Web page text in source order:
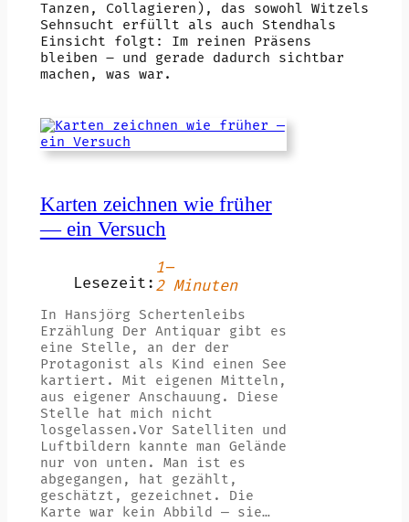
Tanzen, Collagieren), das sowohl Witzels
Sehnsucht erfüllt als auch Stendhals
Einsicht folgt: Im reinen Präsens
bleiben – und gerade dadurch sichtbar
machen, was war.
Karten zeichnen wie früher
— ein Versuch
Lesezeit:
1–
2 Minuten
In Hansjörg Schertenleibs
Erzählung Der Antiquar gibt es
eine Stelle, an der der
Protagonist als Kind einen See
kartiert. Mit eigenen Mitteln,
aus eigener Anschauung. Diese
Stelle hat mich nicht
losgelassen.Vor Satelliten und
Luftbildern kannte man Gelände
nur von unten. Man ist es
abgegangen, hat gezählt,
geschätzt, gezeichnet. Die
Karte war kein Abbild — sie…